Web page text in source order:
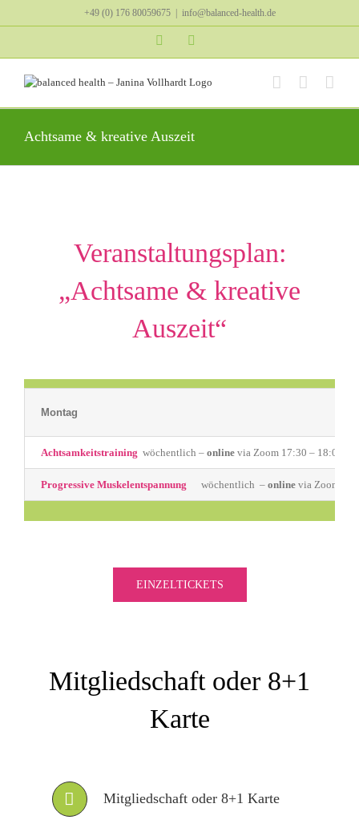
+49 (0) 176 80059675 info@balanced-health.de
Instagram
Achtsame & kreative Auszeit
Veranstaltungsplan:
„Achtsame & kreative
Auszeit“
Montag
Achtsamkeitstraining wöchentlich – online via Zoom 17:30 – 18:00
Progressive Muskelentspannung wöchentlich – online via Zoom
EINZELTICKETS
Mitgliedschaft oder 8+1
Karte
Mitgliedschaft oder 8+1 Karte